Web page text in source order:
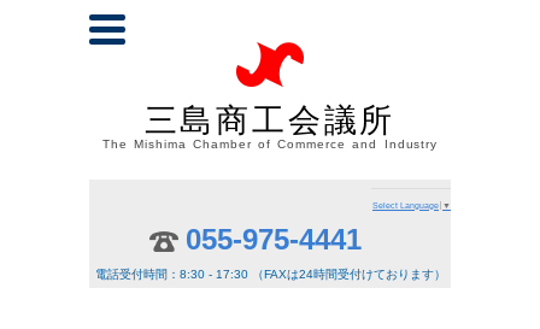
三島商工会議所
The Mishima Chamber of Commerce and Industry
Select Language ▼
055-975-4441
電話受付時間：8:30 - 17:30 （FAXは24時間受付けております）